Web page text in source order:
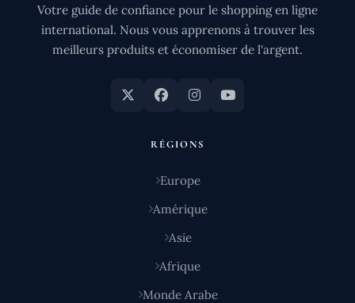
Votre guide de confiance pour le shopping en ligne
international. Nous vous apprenons à trouver les
meilleurs produits et économiser de l'argent.
RÉGIONS
Europe
Amérique
Asie
Afrique
Monde Arabe